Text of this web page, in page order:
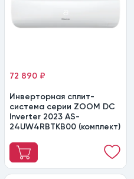
Инверторная сплит-
система серии ZOOM DC
Inverter 2023 AS-
24UW4RBTKB00 (комплект)
72 890 ₽